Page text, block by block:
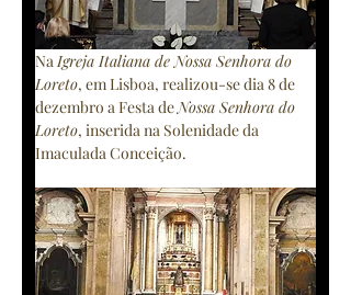
Na Igreja Italiana de Nossa Senhora do
Loreto, em Lisboa, realizou-se dia 8 de
dezembro a Festa de Nossa Senhora do
Loreto, inserida na Solenidade da
Imaculada Conceição.